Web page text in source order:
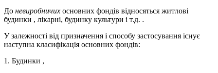
До невиробничих основних фондів відносяться житлові
будинки , лікарні, будинку культури і т.д. .
У залежності від призначення і способу застосування існує
наступна класифікація основних фондів:
1. Будинки ,